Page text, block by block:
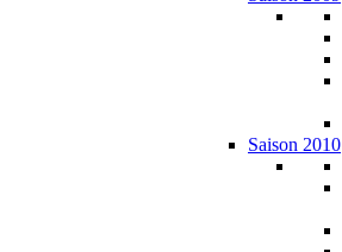
Saison 2010